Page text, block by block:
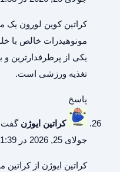
کراتین کوین لورون یک
مونوهیدرات خالص با
یکی از پرطرفدارترین
تغذیه ورزشی است.
پاسخ
کراتین ایوژن
جولای 25, 2026 در 1:39 ب.ظ
کراتین ایوژن از کراتین